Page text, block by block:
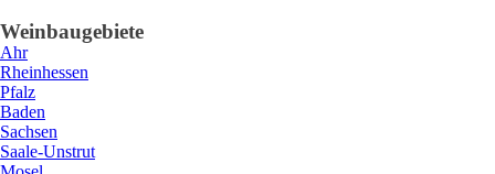
Weinbaugebiete
Ahr
Rheinhessen
Pfalz
Baden
Sachsen
Saale-Unstrut